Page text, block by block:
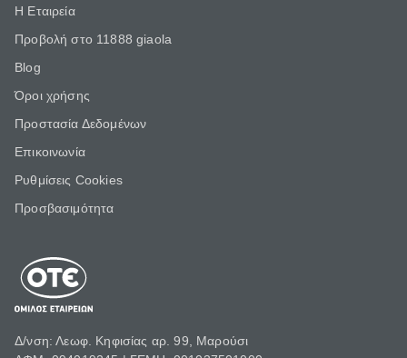
Η Εταιρεία
Προβολή στο 11888 giaola
Blog
Όροι χρήσης
Προστασία Δεδομένων
Επικοινωνία
Ρυθμίσεις Cookies
Προσβασιμότητα
Δ/νση: Λεωφ. Κηφισίας αρ. 99, Μαρούσι